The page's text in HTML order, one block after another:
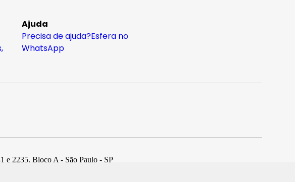
Ajuda
Precisa de ajuda?Esfera no
WhatsApp
e 2235, Bloco A - São Paulo - SP